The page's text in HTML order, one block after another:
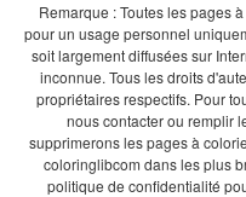
Remarque : Toutes les pages
pour un usage personnel
soit largement diffusées sur
inconnue. Tous les droits
propriétaires respectifs. Pour
nous contacter ou remplir
supprimerons les pages à
coloringlibcom dans les plus
politique de confidentialité